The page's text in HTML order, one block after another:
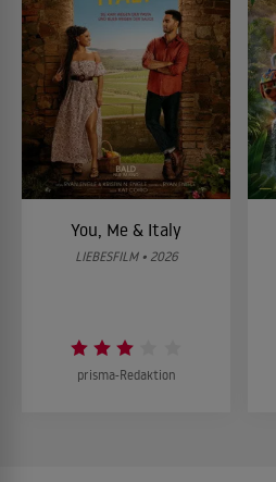
You, Me & Italy
LIEBESFILM • 2026
prisma-Redaktion